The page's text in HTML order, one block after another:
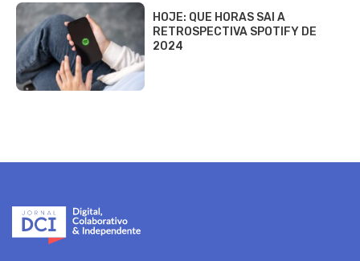
HOJE: QUE HORAS SAI A
RETROSPECTIVA SPOTIFY DE
2024